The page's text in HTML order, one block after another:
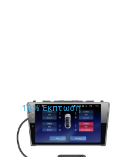
10% Έκπτωση